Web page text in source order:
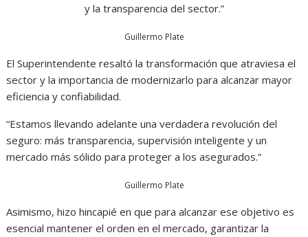
y la transparencia del sector.”
Guillermo Plate
El Superintendente resaltó la transformación que atraviesa el
sector y la importancia de modernizarlo para alcanzar mayor
eficiencia y confiabilidad.
“Estamos llevando adelante una verdadera revolución del
seguro: más transparencia, supervisión inteligente y un
mercado más sólido para proteger a los asegurados.”
Guillermo Plate
Asimismo, hizo hincapié en que para alcanzar ese objetivo es
esencial mantener el orden en el mercado, garantizar la